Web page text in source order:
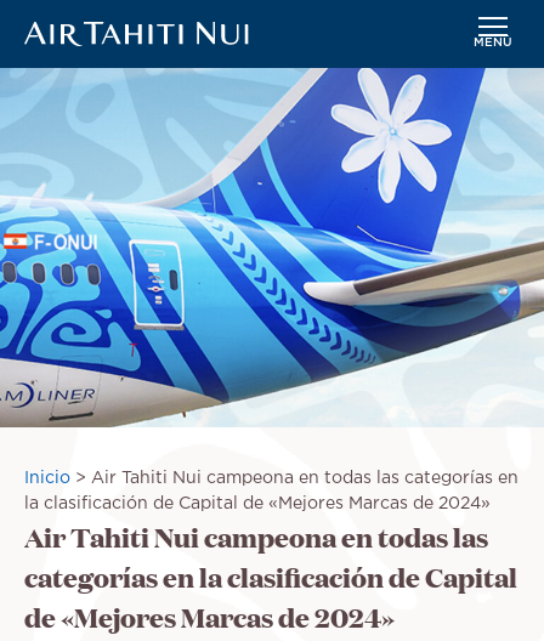
principal
MENÚ
Imagen
Sobrescribir
enlaces
de
a
la
navegación
Inicio
Air Tahiti Nui campeona en todas las categorías en
la clasificación de Capital de «Mejores Marcas de 2024»
Air Tahiti Nui campeona en todas las
categorías en la clasificación de Capital
de «Mejores Marcas de 2024»